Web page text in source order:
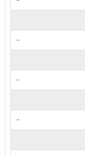
－
－
－